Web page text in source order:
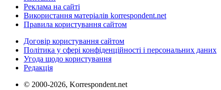
Реклама на сайті
Використання матеріалів korrespondent.net
Правила користування сайтом
Договір користування сайтом
Політика у сфері конфіденційності і персональних даних
Угода щодо користування
Редакція
© 2000-2026, Korrespondent.net